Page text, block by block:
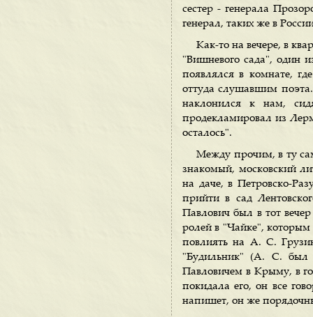
сестер - генерала
генерал, таких же в
Как-то на вечере, в
"Вишневого сада", один
появлялся в комнате,
оттуда слушавшим
наклонился к нам,
продекламировал из
осталось".
Между прочим, в ту
знакомый, московский
на даче, в Петровско-
прийти в сад
Павлович был в тот
ролей в "Чайке", которым
повлиять на А. С.
"Будильник" (А. С. был
Павловичем в Крыму, в
покидала его, он все
напишет, он же